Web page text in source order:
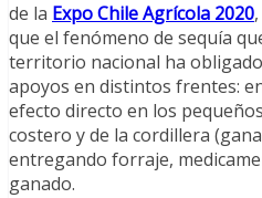
de la Expo Chile Agrícola 2020
que el fenómeno de sequía
territorio nacional ha
apoyos en distintos frentes:
efecto directo en los
costero y de la cordillera
entregando forraje,
ganado.